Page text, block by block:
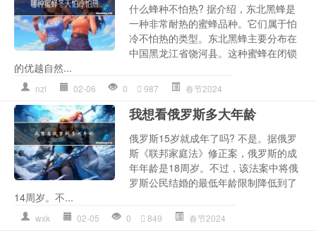
什么蜂种不怕热? 据介绍，东北黑蜂是
一种非常耐热的蜜蜂品种。它们属于怕
冷不怕热的类型。东北黑蜂主要分布在
中国黑龙江省饶河县。这种蜜蜂在闭锁
的优越自然...
nzl 02-06 0 987 春节2024
我想看俄罗斯多大年龄
俄罗斯15岁就成年了吗? 不是。据俄罗
斯《联邦家庭法》修正案，俄罗斯的成
年年龄是18周岁。不过，该法案中将俄
罗斯公民结婚的最低年龄限制降低到了
14周岁。不...
wxk 02-05 0 849 春节2024